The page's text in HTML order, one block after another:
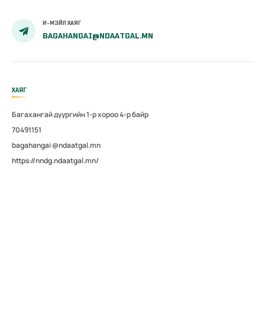
И-МЭЙЛ ХАЯГ
BAGAHANGAI@NDAATGAL.MN
ХАЯГ
Багахангай дүүргийн 1-р хороо 4-р байр
70491151
bagahangai @ndaatgal.mn
https://nndg.ndaatgal.mn/